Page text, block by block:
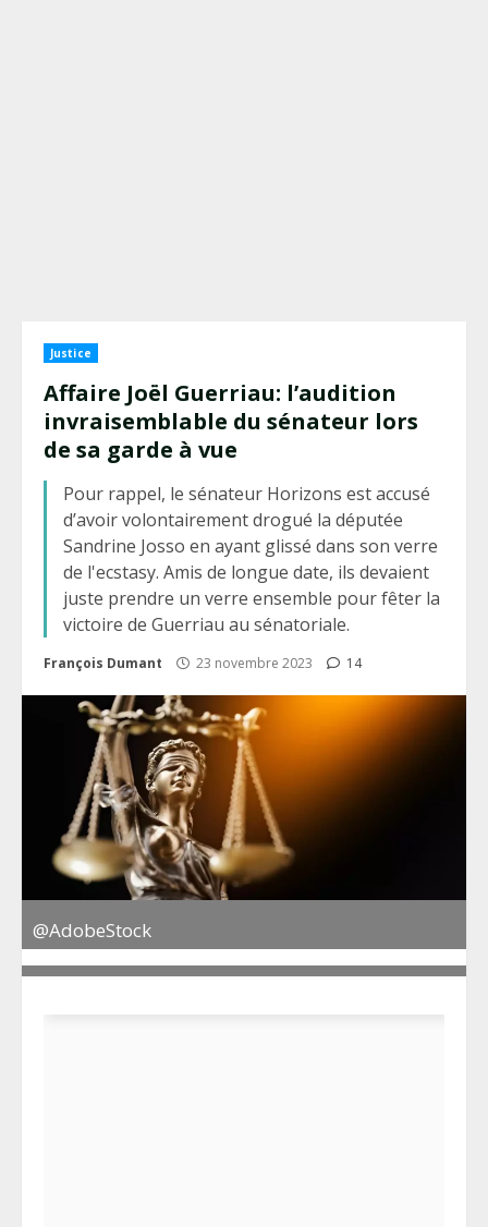
Justice
Affaire Joël Guerriau: l’audition
invraisemblable du sénateur lors
de sa garde à vue
Pour rappel, le sénateur Horizons est accusé
d’avoir volontairement drogué la députée
Sandrine Josso en ayant glissé dans son verre
de l'ecstasy. Amis de longue date, ils devaient
juste prendre un verre ensemble pour fêter la
victoire de Guerriau au sénatoriale.
François Dumant 23 novembre 2023 14
@AdobeStock